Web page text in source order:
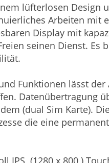
lüfterlosen Design
Arbeiten mit
Display mit
seinen Dienst.
Funktionen lässt der
Datenübertragung
(dual Sim Karte).
die eine
IPS (1280 x 800 )